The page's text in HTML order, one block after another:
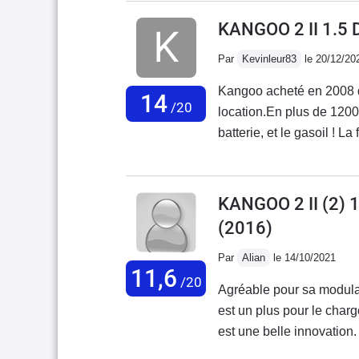
Remplacement
à 200000km ( le
14/20
KANGOO 2 II 1.5
Par Kevinleur83 le 20/12/
Kangoo acheté en
location.En plus de
batterie, et le gasoil !
celles qui doivent être
excellente : grand
rangements sous les
mais également
coulissantes pratique
Mégane/Scénic de
suspensions plus
11,6 /20
KANGOO 2 II (2)
(2016)
Par Alian le 14/10/2021
Agréable pour sa
est un plus pour le
est une belle